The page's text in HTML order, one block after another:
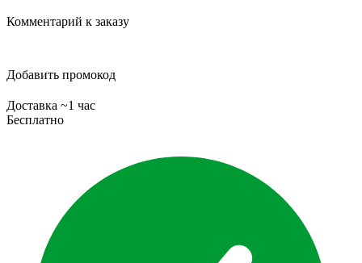
Комментарий к заказу
Добавить промокод
Доставка ~1 час
Бесплатно